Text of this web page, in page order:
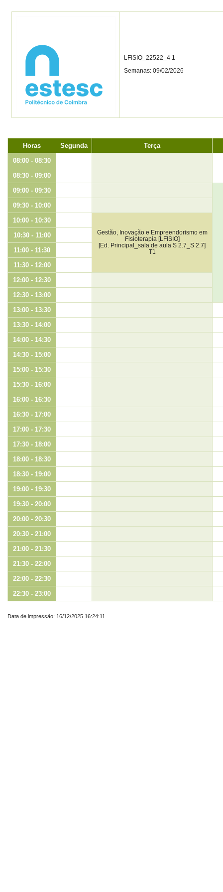
LFISIO_22522_4 1
Semanas: 09/02/2026
Horas Segunda
Terça
08:00 - 08:30
08:30 - 09:00
09:00 - 09:30
09:30 - 10:00
10:00 - 10:30
Gestão, Inovação e Empreendorismo em
Fisioterapia [LFISIO]
[Ed. Principal_sala de aula S 2.7_S 2.7]
T1
10:30 - 11:00
11:00 - 11:30
11:30 - 12:00
12:00 - 12:30
12:30 - 13:00
13:00 - 13:30
13:30 - 14:00
14:00 - 14:30
14:30 - 15:00
15:00 - 15:30
15:30 - 16:00
16:00 - 16:30
16:30 - 17:00
17:00 - 17:30
17:30 - 18:00
18:00 - 18:30
18:30 - 19:00
19:00 - 19:30
19:30 - 20:00
20:00 - 20:30
20:30 - 21:00
21:00 - 21:30
21:30 - 22:00
22:00 - 22:30
22:30 - 23:00
Data de impressão: 16/12/2025 16:24:11